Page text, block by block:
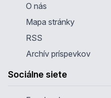
O nás
Mapa stránky
RSS
Archív príspevkov
Sociálne siete